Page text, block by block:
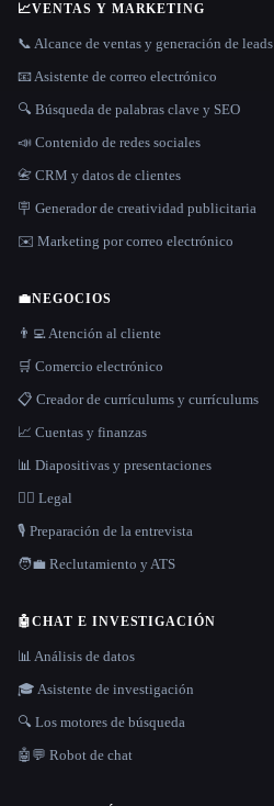
📈VENTAS Y MARKETING
📞 Alcance de ventas y generación de leads
📧 Asistente de correo electrónico
🔍 Búsqueda de palabras clave y SEO
📣 Contenido de redes sociales
📇 CRM y datos de clientes
🪧 Generador de creatividad publicitaria
✉️ Marketing por correo electrónico
💼NEGOCIOS
👨‍💻 Atención al cliente
🛒 Comercio electrónico
📋 Creador de currículums y currículums
📈 Cuentas y finanzas
📊 Diapositivas y presentaciones
👩‍⚖️ Legal
🎙️ Preparación de la entrevista
🧑‍💼 Reclutamiento y ATS
🤖CHAT E INVESTIGACIÓN
📊 Análisis de datos
🎓 Asistente de investigación
🔍 Los motores de búsqueda
🤖💬 Robot de chat